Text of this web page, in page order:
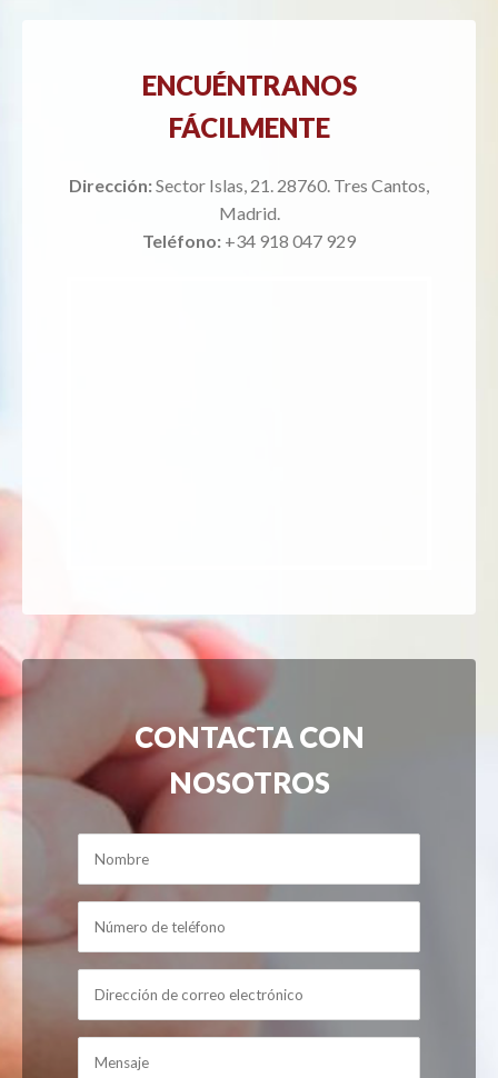
ENCUÉNTRANOS
FÁCILMENTE
Dirección:Sector Islas, 21. 28760. Tres Cantos,
Madrid.
Teléfono: +34 918 047 929
CONTACTA CON
NOSOTROS